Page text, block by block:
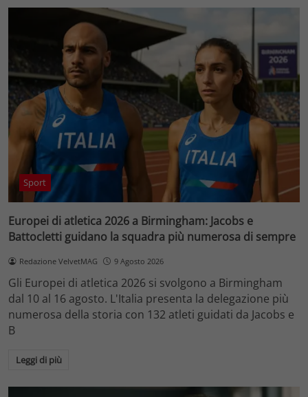
Sport
Europei di atletica 2026 a Birmingham: Jacobs e
Battocletti guidano la squadra più numerosa di sempre
Redazione VelvetMAG 9 Agosto 2026
Gli Europei di atletica 2026 si svolgono a Birmingham
dal 10 al 16 agosto. L'Italia presenta la delegazione più
numerosa della storia con 132 atleti guidati da Jacobs e
B
Leggi di più